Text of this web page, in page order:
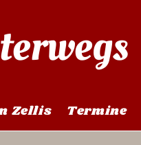
Zellis Termine